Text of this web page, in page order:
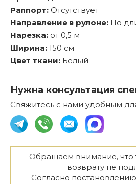
Раппорт: Отсутствует
Направление в рулоне: По
Нарезка: от 0,5 м
Ширина: 150 см
Цвет ткани: Белый
Нужна консультация
Свяжитесь с нами удобным
Обращаем внимание, что
возврату не
Согласно